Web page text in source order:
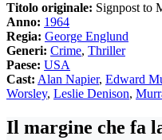
Titolo originale: Signpost to
Anno: 1964
Regia: George Englund
Generi: Crime, Thriller
Paese: USA
Cast: Alan Napier, Edward
Worsley, Leslie Denison,
Il margine che fa